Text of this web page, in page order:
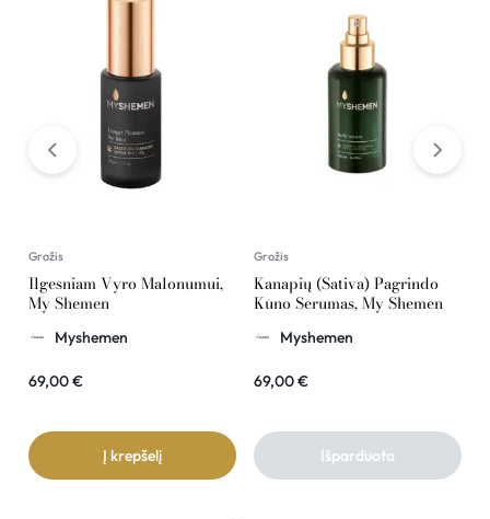
Grožis
Ilgesniam Vyro Malonumui,
My Shemen
Myshemen
69,00€
Į krepšelį
Grožis
Kanapių (Sativa) Pagrindo
Kūno Serumas, My Shemen
Myshemen
69,00€
Išparduota